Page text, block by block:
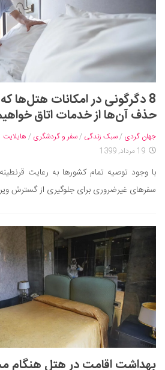
8 دگرگونی در امکانات هتل‌ها
حذف آن‌ها از خدمات اتاق
جهان گردی /سبک زندگی /سفر و گردشگری / هایلایت
19 مرداد, 1399
با وجود توصیه تمام کشورها به رعایت
سفرهای غیرضروری برای جلوگیری از گسترش
بهداشت اقامت در هتل هنگام